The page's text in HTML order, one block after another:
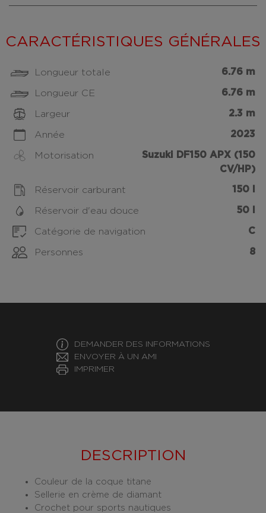
CARACTÉRISTIQUES GÉNÉRALES
Longueur totale 6.76 m
Longueur CE 6.76 m
Largeur 2.3 m
Année 2023
Motorisation
Suzuki DF150 APX (150
CV/HP)
Réservoir carburant 150 l
Réservoir d'eau douce 50 l
Catégorie de navigation C
Personnes 8
DEMANDER DES INFORMATIONS
ENVOYER À UN AMI
IMPRIMER
DESCRIPTION
Couleur de la coque titane
Sellerie en crème de diamant
Crochet pour sports nautiques